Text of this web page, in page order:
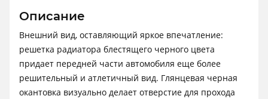
Описание
Внешний вид, оставляющий яркое впечатление:
решетка радиатора блестящего черного цвета
придает передней части автомобиля еще более
решительный и атлетичный вид. Глянцевая черная
окантовка визуально делает отверстие для прохода